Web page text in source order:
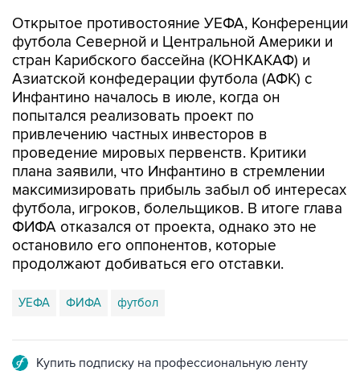
Открытое противостояние УЕФА, Конференции
футбола Северной и Центральной Америки и
стран Карибского бассейна (КОНКАКАФ) и
Азиатской конфедерации футбола (АФК) с
Инфантино началось в июле, когда он
попытался реализовать проект по
привлечению частных инвесторов в
проведение мировых первенств. Критики
плана заявили, что Инфантино в стремлении
максимизировать прибыль забыл об интересах
футбола, игроков, болельщиков. В итоге глава
ФИФА отказался от проекта, однако это не
остановило его оппонентов, которые
продолжают добиваться его отставки.
УЕФА ФИФА футбол
Купить подписку на профессиональную ленту